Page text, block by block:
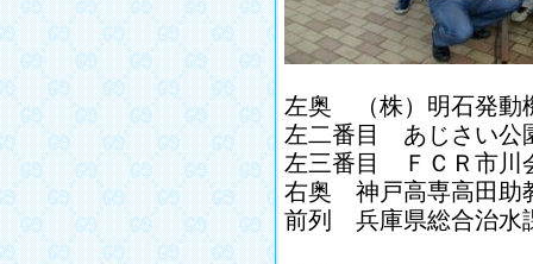
左奥 （株）明石発動
左二番目 あじさい公
左三番目 ＦＣＲ市川
右奥 神戸高専高田助
前列 兵庫県総合治水